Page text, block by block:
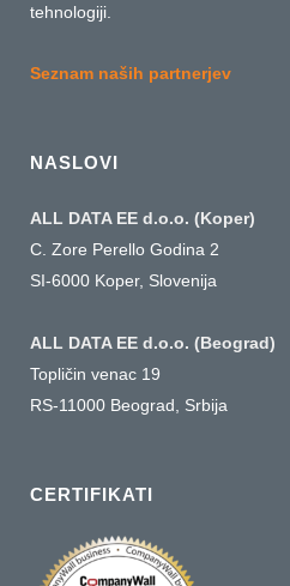
tehnologiji.
Seznam naših partnerjev
NASLOVI
ALL DATA EE d.o.o. (Koper)
C. Zore Perello Godina 2
SI-6000 Koper, Slovenija
ALL DATA EE d.o.o. (Beograd)
Topličin venac 19
RS-11000 Beograd, Srbija
CERTIFIKATI